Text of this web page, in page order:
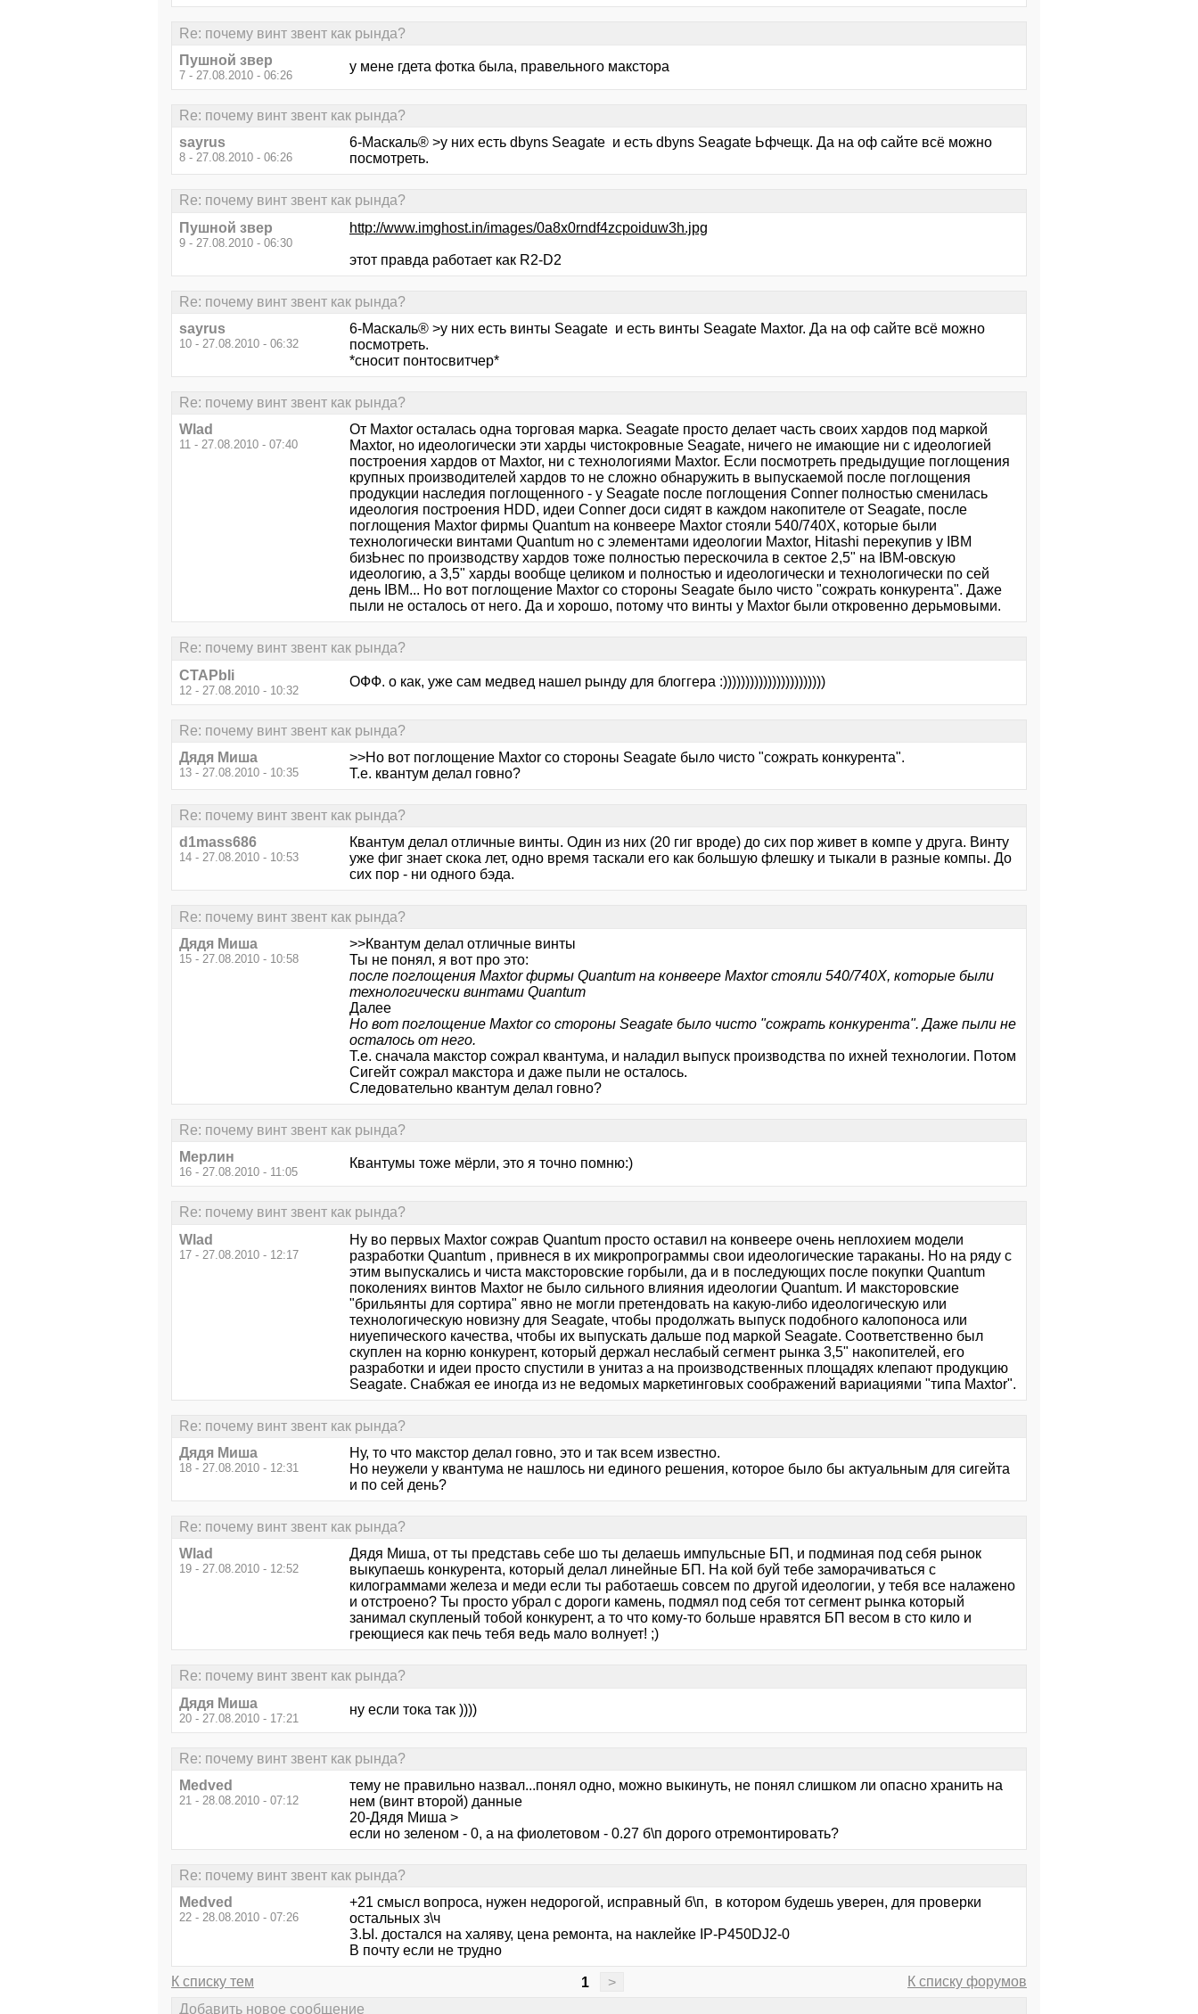
Re: почему винт звент как рында?
Пушной звер
7 - 27.08.2010 - 06:26
у мене гдета фотка была, правельного макстора
Re: почему винт звент как рында?
sayrus
8 - 27.08.2010 - 06:26
6-Маскаль® >у них есть dbyns Seagate и есть dbyns Seagate Ьфчещк. Да на оф сайте всё можно
посмотреть.
Re: почему винт звент как рында?
Пушной звер
9 - 27.08.2010 - 06:30
http://www.imghost.in/images/0a8x0rndf4zcpoiduw3h.jpg
этот правда работает как R2-D2
Re: почему винт звент как рында?
sayrus
10 - 27.08.2010 - 06:32
6-Маскаль® >у них есть винты Seagate и есть винты Seagate Maxtor. Да на оф сайте всё можно
посмотреть.
*сносит понтосвитчер*
Re: почему винт звент как рында?
Wlad
11 - 27.08.2010 - 07:40
От Мaxtor осталась одна торговая марка. Seagate просто делает часть своих хардов под маркой
Maxtor, но идеологически эти харды чистокровные Seagate, ничего не имающие ни с идеологией
построения хардов от Maxtor, ни с технологиями Maxtor. Если посмотреть предыдущие поглощения
крупных производителей хардов то не сложно обнаружить в выпускаемой после поглощения
продукции наследия поглощенного - у Seagate после поглощения Conner полностью сменилась
идеология построения HDD, идеи Conner доси сидят в каждом накопителе от Seagate, после
поглощения Maxtor фирмы Quantum на конвеере Maxtor стояли 540/740X, которые были
технологически винтами Quantum но с элементами идеологии Maxtor, Нitashi перекупив у IBM
бизЬнес по производству хардов тоже полностью перескочила в сектое 2,5" на IBM-овскую
идеологию, а 3,5" харды вообще целиком и полностью и идеологически и технологически по сей
день IBM... Но вот поглощение Maxtor со стороны Seagate было чисто "сожрать конкурента". Даже
пыли не осталось от него. Да и хорошо, потому что винты у Maxtor были откровенно дерьмовыми.
Re: почему винт звент как рында?
CTAPbIi
12 - 27.08.2010 - 10:32
ОФФ. о как, уже сам медвед нашел рынду для блоггера :)))))))))))))))))))))))
Re: почему винт звент как рында?
Дядя Миша
13 - 27.08.2010 - 10:35
>>Но вот поглощение Maxtor со стороны Seagate было чисто "сожрать конкурента".
Т.е. квантум делал говно?
Re: почему винт звент как рында?
d1mass686
14 - 27.08.2010 - 10:53
Квантум делал отличные винты. Один из них (20 гиг вроде) до сих пор живет в компе у друга. Винту
уже фиг знает скока лет, одно время таскали его как большую флешку и тыкали в разные компы. До
сих пор - ни одного бэда.
Re: почему винт звент как рында?
Дядя Миша
15 - 27.08.2010 - 10:58
>>Квантум делал отличные винты
Ты не понял, я вот про это:
после поглощения Maxtor фирмы Quantum на конвеере Maxtor стояли 540/740X, которые были
технологически винтами Quantum
Далее
Но вот поглощение Maxtor со стороны Seagate было чисто "сожрать конкурента". Даже пыли не
осталось от него.
Т.е. сначала макстор сожрал квантума, и наладил выпуск производства по ихней технологии. Потом
Сигейт сожрал макстора и даже пыли не осталось.
Следовательно квантум делал говно?
Re: почему винт звент как рында?
Мерлин
16 - 27.08.2010 - 11:05
Квантумы тоже мёрли, это я точно помню:)
Re: почему винт звент как рында?
Wlad
17 - 27.08.2010 - 12:17
Ну во первых Maxtor сожрав Quantum просто оставил на конвеере очень неплохием модели
разработки Quantum , привнеся в их микропрограммы свои идеологические тараканы. Но на ряду с
этим выпускались и чиста максторовские горбыли, да и в последующих после покупки Quantum
поколениях винтов Maxtor не было сильного влияния идеологии Quantum. И максторовские
"брильянты для сортира" явно не могли претендовать на какую-либо идеологическую или
технологическую новизну для Seagate, чтобы продолжать выпуск подобного калопоноса или
ниуепического качества, чтобы их выпускать дальше под маркой Seagate. Соответственно был
скуплен на корню конкурент, который держал неслабый сегмент рынка 3,5" накопителей, его
разработки и идеи просто спустили в унитаз а на производственных площадях клепают продукцию
Seagate. Снабжая ее иногда из не ведомых маркетинговых соображений вариациями "типа Maxtor".
Re: почему винт звент как рында?
Дядя Миша
18 - 27.08.2010 - 12:31
Ну, то что макстор делал говно, это и так всем известно.
Но неужели у квантума не нашлось ни единого решения, которое было бы актуальным для сигейта
и по сей день?
Re: почему винт звент как рында?
Wlad
19 - 27.08.2010 - 12:52
Дядя Миша, от ты представь себе шо ты делаешь импульсные БП, и подминая под себя рынок
выкупаешь конкурента, который делал линейные БП. На кой буй тебе заморачиваться с
килограммами железа и меди если ты работаешь совсем по другой идеологии, у тебя все налажено
и отстроено? Ты просто убрал с дороги камень, подмял под себя тот сегмент рынка который
занимал скупленый тобой конкурент, а то что кому-то больше нравятся БП весом в сто кило и
греющиеся как печь тебя ведь мало волнует! ;)
Re: почему винт звент как рында?
Дядя Миша
20 - 27.08.2010 - 17:21
ну если тока так ))))
Re: почему винт звент как рында?
Medved
21 - 28.08.2010 - 07:12
тему не правильно назвал...понял одно, можно выкинуть, не понял слишком ли опасно хранить на
нем (винт второй) данные
20-Дядя Миша >
если но зеленом - 0, а на фиолетовом - 0.27 б\п дорого отремонтировать?
Re: почему винт звент как рында?
Medved
22 - 28.08.2010 - 07:26
+21 смысл вопроса, нужен недорогой, исправный б\п, в котором будешь уверен, для проверки
остальных з\ч
З.Ы. достался на халяву, цена ремонта, на наклейке IP-P450DJ2-0
В почту если не трудно
К списку тем 1 >
К списку форумов
Добавить новое сообщение